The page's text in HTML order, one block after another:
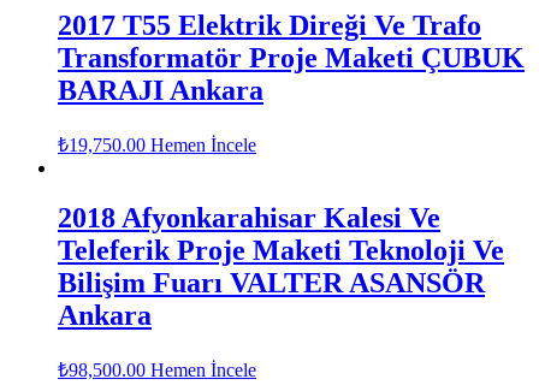
2017 T55 Elektrik Direği Ve Trafo
Transformatör Proje Maketi ÇUBUK
BARAJI Ankara
₺19,750.00 Hemen İncele
2018 Afyonkarahisar Kalesi Ve
Teleferik Proje Maketi Teknoloji Ve
Bilişim Fuarı VALTER ASANSÖR
Ankara
₺98,500.00 Hemen İncele